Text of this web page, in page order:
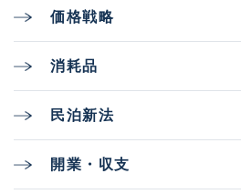
価格戦略
消耗品
民泊新法
開業・収支